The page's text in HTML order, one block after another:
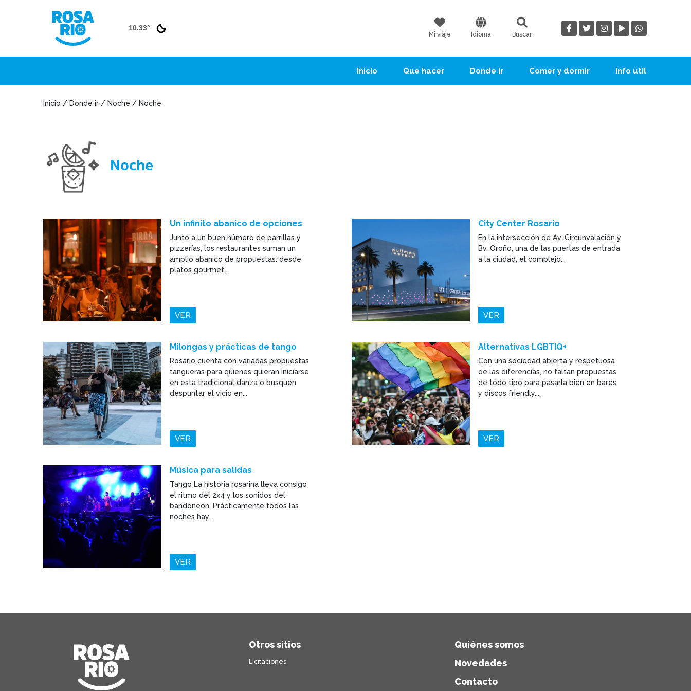
10.33°
Mi viaje Idioma Buscar
Inicio Que hacer Donde ir Comer y dormir Info util
Inicio / Donde ir / Noche / Noche
Noche
Un infinito abanico de opciones
Junto a un buen número de parrillas y
pizzerías, los restaurantes suman un
amplio abanico de propuestas: desde
platos gourmet...
VER
City Center Rosario
En la intersección de Av. Circunvalación y
Bv. Oroño, una de las puertas de entrada
a la ciudad, el complejo...
VER
Milongas y prácticas de tango
Rosario cuenta con variadas propuestas
tangueras para quienes quieran iniciarse
en esta tradicional danza o busquen
despuntar el vicio en...
VER
Alternativas LGBTIQ+
Con una sociedad abierta y respetuosa
de las diferencias, no faltan propuestas
de todo tipo para pasarla bien en bares
y discos friendly....
VER
Música para salidas
Tango La historia rosarina lleva consigo
el ritmo del 2x4 y los sonidos del
bandoneón. Prácticamente todos las
noches hay...
VER
Otros sitios
Licitaciones
Quiénes somos
Novedades
Contacto